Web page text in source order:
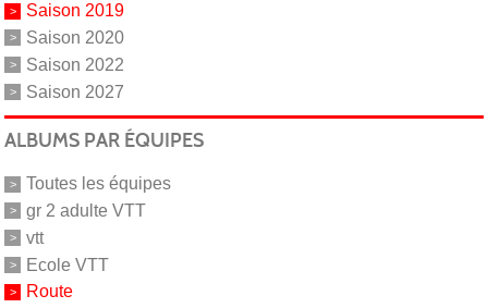
Saison 2019
Saison 2020
Saison 2022
Saison 2027
ALBUMS PAR ÉQUIPES
Toutes les équipes
gr 2 adulte VTT
vtt
Ecole VTT
Route